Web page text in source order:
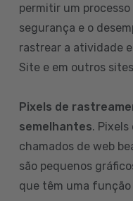
permitir um
segurança e o
rastrear a atividade
Site e em outros
Pixels de
semelhantes.
chamados de web
são pequenos
que têm uma função